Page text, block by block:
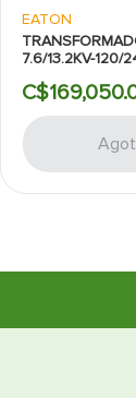
EATON
7.6/13.2KV-120/
COOPER/EATON
C$169,050.